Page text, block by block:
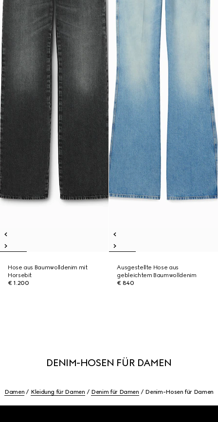
Hose aus Baumwolldenim mit
Horsebit
€ 1.200
Ausgestellte Hose aus
gebleichtem Baumwolldenim
€ 840
DENIM-HOSEN FÜR DAMEN
Damen Kleidung für Damen Denim für Damen Denim-Hosen für Damen